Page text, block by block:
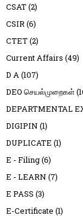
CSAT(2)
CSIR(6)
CTET(2)
Current Affairs (49)
D A(107)
DEO செயல்முறைகள்
DEPARTMENTAL
DIGIPIN (1)
DUPLICATE (1)
E - Filing(6)
E - LEARN (7)
E PASS (3)
E-Certificate (1)